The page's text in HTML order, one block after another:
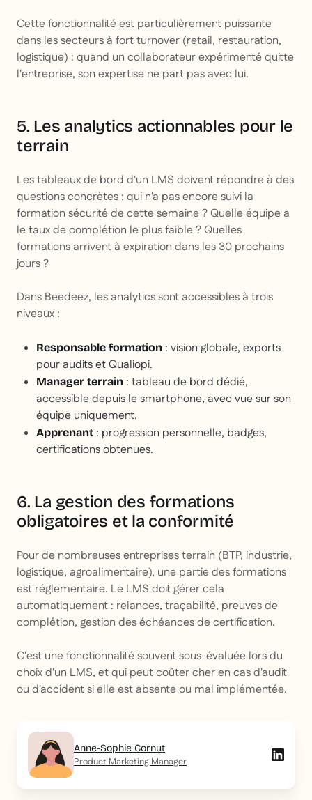
Cette fonctionnalité est particulièrement puissante
dans les secteurs à fort turnover (retail, restauration,
logistique) : quand un collaborateur expérimenté quitte
l'entreprise, son expertise ne part pas avec lui.
5. Les analytics actionnables pour le
terrain
Les tableaux de bord d'un LMS doivent répondre à des
questions concrètes : qui n'a pas encore suivi la
formation sécurité de cette semaine ? Quelle équipe a
le taux de complétion le plus faible ? Quelles
formations arrivent à expiration dans les 30 prochains
jours ?
Dans Beedeez, les analytics sont accessibles à trois
niveaux :
Responsable formation : vision globale, exports
pour audits et Qualiopi.
Manager terrain : tableau de bord dédié,
accessible depuis le smartphone, avec vue sur son
équipe uniquement.
Apprenant : progression personnelle, badges,
certifications obtenues.
6. La gestion des formations
obligatoires et la conformité
Pour de nombreuses entreprises terrain (BTP, industrie,
logistique, agroalimentaire), une partie des formations
est réglementaire. Le LMS doit gérer cela
automatiquement : relances, traçabilité, preuves de
complétion, gestion des échéances de certification.
C'est une fonctionnalité souvent sous-évaluée lors du
choix d'un LMS, et qui peut coûter cher en cas d'audit
ou d'accident si elle est absente ou mal implémentée.
Anne-Sophie Cornut
Product Marketing Manager